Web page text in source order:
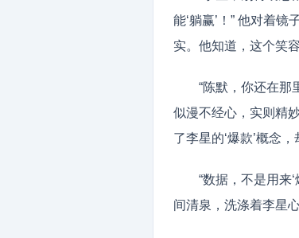
能‘躺赢’！” 他对着
实。他知道，这个笑
“陈默，你还在那
似漫不经心，实则精
了李星的‘爆款’概念
“数据，不是用来
间清泉，洗涤着李星